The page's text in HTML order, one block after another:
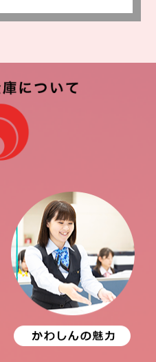
（与野支店・北浦和
（大和田支店・東大
neo」第4期生の募集